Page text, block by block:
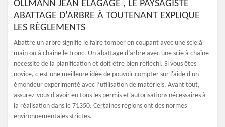
OLLMANN JEAN ÉLAGAGE , LE PAYSAGISTE
ABATTAGE D'ARBRE À TOUTENANT EXPLIQUE
LES RÈGLEMENTS
Abattre un arbre signifie le faire tomber en coupant avec une scie à
main ou à chaîne le tronc. Un abattage d’arbre avec une scie à chaîne
nécessite de la planification et doit être bien réfléchi. Si vous êtes
novice, c'est une meilleure idée de pouvoir compter sur l'aide d'un
émondeur expérimenté avec l’utilisation de matériels. Avant tout,
assurez-vous d'avoir eu tous les permis et autorisations nécessaires à
la réalisation dans le 71350. Certaines régions ont des normes
environnementales strictes.